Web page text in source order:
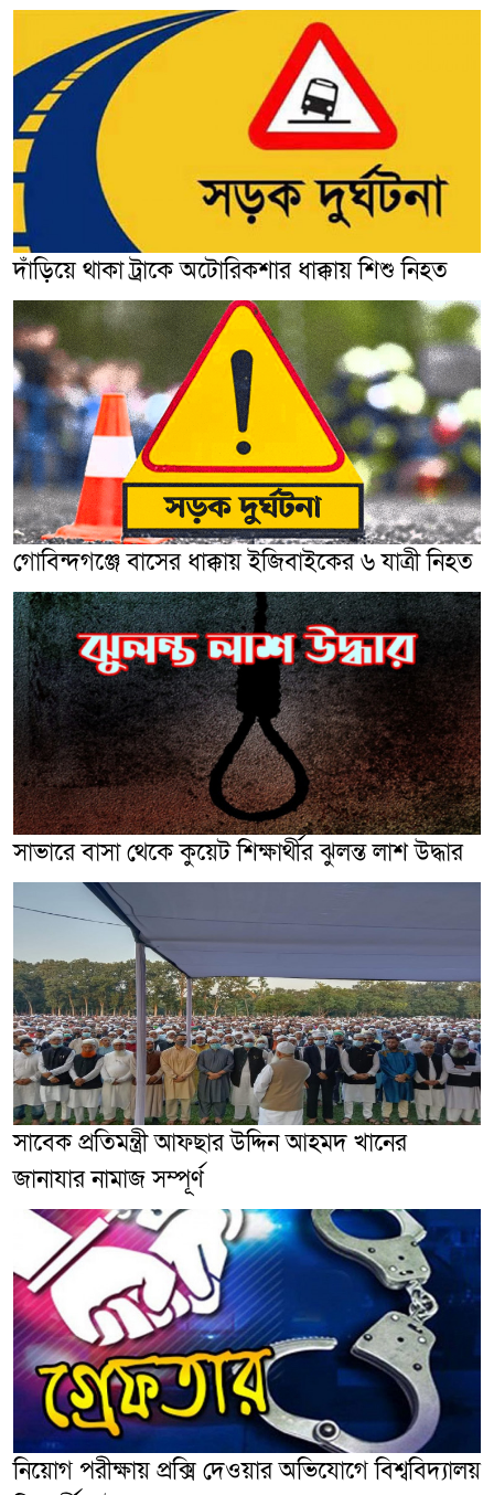
দাঁড়িয়ে থাকা ট্রাকে অটোরিকশার ধাক্কায় শিশু নিহত
গোবিন্দগঞ্জে বাসের ধাক্কায় ইজিবাইকের ৬ যাত্রী নিহত
সাভারে বাসা থেকে কুয়েট শিক্ষার্থীর ঝুলন্ত লাশ উদ্ধার
সাবেক প্রতিমন্ত্রী আফছার উদ্দিন আহমদ খানের
জানাযার নামাজ সম্পূর্ণ
নিয়োগ পরীক্ষায় প্রক্সি দেওয়ার অভিযোগে বিশ্ববিদ্যালয়